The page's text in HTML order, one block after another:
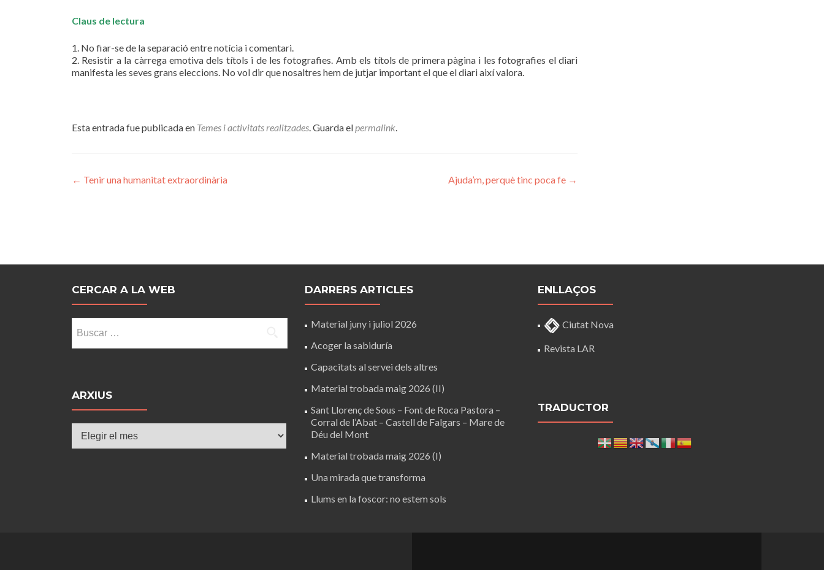
Claus de lectura
1. No fiar-se de la separació entre notícia i comentari.
2. Resistir a la càrrega emotiva dels títols i de les fotografies. Amb els títols de primera pàgina i les fotografies el diari
manifesta les seves grans eleccions. No vol dir que nosaltres hem de jutjar important el que el diari així valora.
Esta entrada fue publicada en Temes i activitats realitzades. Guarda elpermalink.
Navegación
← Tenir una humanitat extraordinària Ajuda’m, perquè tinc poca fe →
CERCAR A LA WEB
ARXIUS
DARRERS ARTICLES
Material juny i juliol 2026
Acoger la sabiduría
Capacitats al servei dels altres
Material trobada maig 2026 (II)
Sant Llorenç de Sous – Font de Roca Pastora –
Corral de l’Abat – Castell de Falgars – Mare de
Déu del Mont
Material trobada maig 2026 (I)
Una mirada que transforma
Llums en la foscor: no estem sols
ENLLAÇOS
Ciutat Nova
Revista LAR
TRADUCTOR